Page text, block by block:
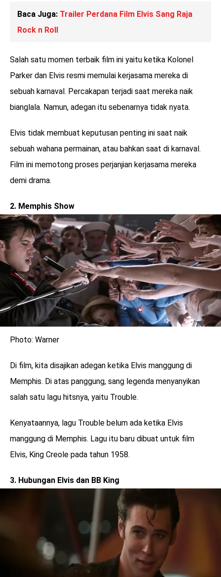
Baca Juga: Trailer Perdana Film Elvis Sang Raja
Rock n Roll
Salah satu momen terbaik film ini yaitu ketika Kolonel
Parker dan Elvis resmi memulai kerjasama mereka di
sebuah karnaval. Percakapan terjadi saat mereka naik
bianglala. Namun, adegan itu sebenarnya tidak nyata.
Elvis tidak membuat keputusan penting ini saat naik
sebuah wahana permainan, atau bahkan saat di karnaval.
Film ini memotong proses perjanjian kerjasama mereka
demi drama.
2. Memphis Show
Photo: Warner
Di film, kita disajikan adegan ketika Elvis manggung di
Memphis. Di atas panggung, sang legenda menyanyikan
salah satu lagu hitsnya, yaitu Trouble.
Kenyataannya, lagu Trouble belum ada ketika Elvis
manggung di Memphis. Lagu itu baru dibuat untuk film
Elvis, King Creole pada tahun 1958.
3. Hubungan Elvis dan BB King